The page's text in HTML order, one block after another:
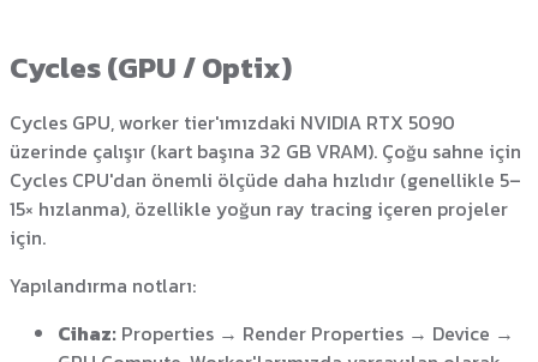
Cycles (GPU / Optix)
Cycles GPU, worker tier'ımızdaki NVIDIA RTX 5090
üzerinde çalışır (kart başına 32 GB VRAM). Çoğu sahne için
Cycles CPU'dan önemli ölçüde daha hızlıdır (genellikle 5–
15× hızlanma), özellikle yoğun ray tracing içeren projeler
için.
Yapılandırma notları:
Cihaz: Properties → Render Properties → Device →